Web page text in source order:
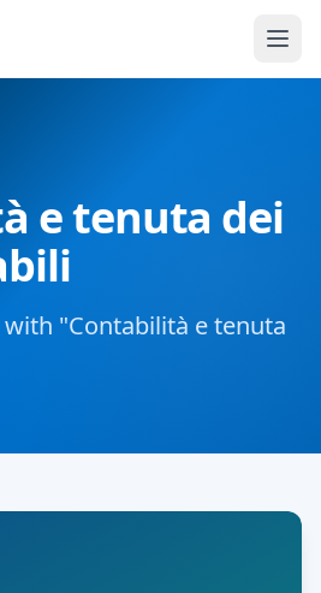
e tenuta dei
"Contabilità e tenuta